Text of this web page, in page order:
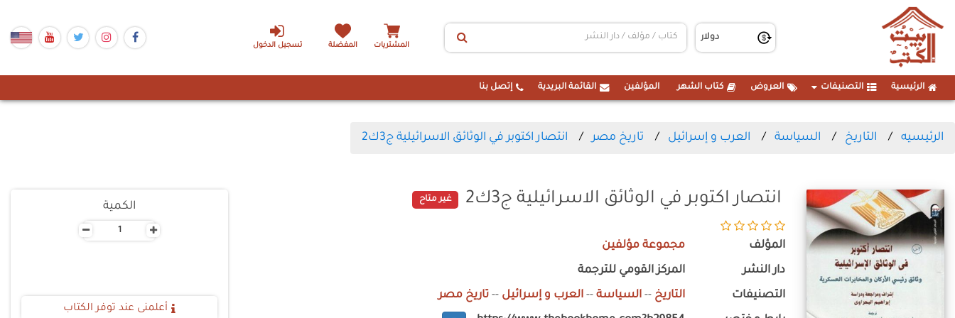
تسجيل الدخول المشتريات المفضلة
الرئيسية التصنيفات العروض كتاب الشهر المؤلفين القائمة البريدية إتصل بنا
الرئيسيه التاريخ السياسة العرب و إسرائيل تاريخ مصر انتصار اكتوبر في الوثائق الاسرائيلية ج3ك2
انتصار اكتوبر في الوثائق الاسرائيلية ج3ك2 غير متاح
المؤلف مجموعة مؤلفين
دار النشر المركز القومي للترجمة
التصنيفات التاريخ -- السياسة -- العرب و إسرائيل -- تاريخ مصر
الكمية
- +
أعلمنى عند توفر الكتاب